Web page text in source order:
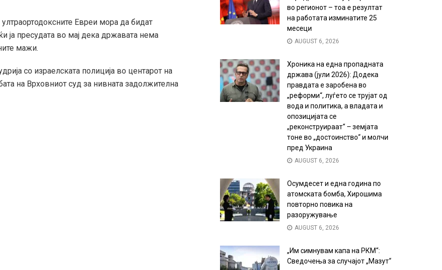
Евреи мора да бидат
ја пресудата во мај дека државата нема
мажи.
со израелската полиција во центарот на
на Врховниот суд за нивната задолжителна
во регионот – тоа е резултат
на работата изминатите 25
месеци
AUGUST 6, 2026
Хроника на една пропадната
држава (јули 2026): Додека
правдата е заробена во
„реформи“, луѓето се трујат од
вода и политика, а владата и
опозицијата се
„реконструираат“ – земјата
тоне во „достоинство“ и молчи
пред Украина
AUGUST 6, 2026
Осумдесет и една година по
атомската бомба, Хирошима
повторно повика на
разоружување
AUGUST 6, 2026
„Им симнувам капа на РКМ“:
Сведочења за случајот „Мазут“